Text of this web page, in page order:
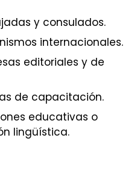
y consulados.
internacionales.
editoriales y de
de capacitación.
educativas o
lingüística.